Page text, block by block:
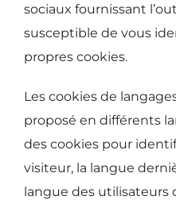
sociaux fournissant
susceptible de vous
propres cookies.
Les cookies de
proposé en différents
des cookies pour
visiteur, la langue
langue des utilisateurs